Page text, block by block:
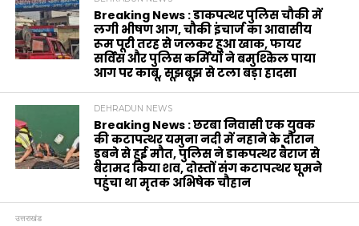
Breaking News : डाकपत्थर पुलिस चौकी में
लगी भीषण आग, चौकी इंचार्ज का आवासीय
रूम पूरी तरह से जलकर हुआ खाक, फायर
सर्विस और पुलिस कर्मियों ने बमुश्किल पाया
आग पर काबू, सूझबूझ से टला बड़ा हादसा
DEHRADUN NEWS
Breaking News : छरबा निवासी एक युवक
की कटापत्थर यमुना नदी में नहाने के दौरान
डूबने से हुई मौत, पुलिस ने डाकपत्थर बैराज से
बरामद किया शव, दोस्तों संग कटापत्थर घूमने
पहुंचा था मृतक अभिषेक चौहान
उत्तराखंड